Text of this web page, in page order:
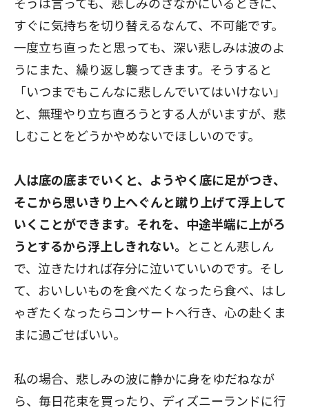
すぐに気持ちを切り替えるなんて、不可能です。
一度立ち直ったと思っても、深い悲しみは波のよ
うにまた、繰り返し襲ってきます。そうすると
「いつまでもこんなに悲しんでいてはいけない」
と、無理やり立ち直ろうとする人がいますが、悲
しむことをどうかやめないでほしいのです。
人は底の底までいくと、ようやく底に足がつき、
そこから思いきり上へぐんと蹴り上げて浮上して
いくことができます。それを、中途半端に上がろ
うとするから浮上しきれない。 とことん悲しん
で、泣きたければ存分に泣いていいのです。そし
て、おいしいものを食べたくなったら食べ、はし
ゃぎたくなったらコンサートへ行き、心の赴くま
まに過ごせばいい。
私の場合、悲しみの波に静かに身をゆだねなが
ら、毎日花束を買ったり、ディズニーランドに行
閉じる